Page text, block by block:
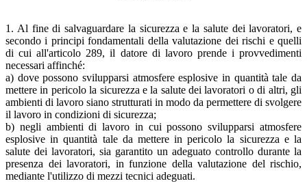
1. Al fine di salvaguardare la sicurezza e la salute dei lavoratori, e
secondo i principi fondamentali della valutazione dei rischi e quelli
di cui all'articolo 289, il datore di lavoro prende i provvedimenti
necessari affinché:
a) dove possono svilupparsi atmosfere esplosive in quantità tale da
mettere in pericolo la sicurezza e la salute dei lavoratori o di altri, gli
ambienti di lavoro siano strutturati in modo da permettere di svolgere
il lavoro in condizioni di sicurezza;
b) negli ambienti di lavoro in cui possono svilupparsi atmosfere
esplosive in quantità tale da mettere in pericolo la sicurezza e la
salute dei lavoratori, sia garantito un adeguato controllo durante la
presenza dei lavoratori, in funzione della valutazione del rischio,
mediante l'utilizzo di mezzi tecnici adeguati.